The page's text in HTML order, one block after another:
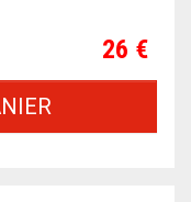
Prix
26 €